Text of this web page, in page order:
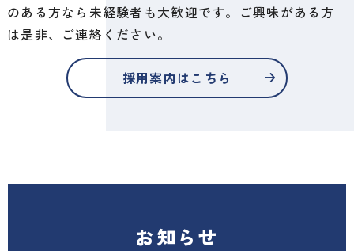
のある方なら未経験者も大歓迎です。ご興味がある方
は是非、ご連絡ください。
採用案内はこちら
お知らせ